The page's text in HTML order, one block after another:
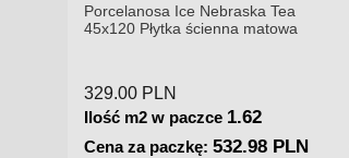
Porcelanosa Noa Tanzania
Almond 59,6X120 Płytka gresowa
329.00 PLN
Ilość m2 w paczce 2.14
Cena za paczkę:704.06 PLN